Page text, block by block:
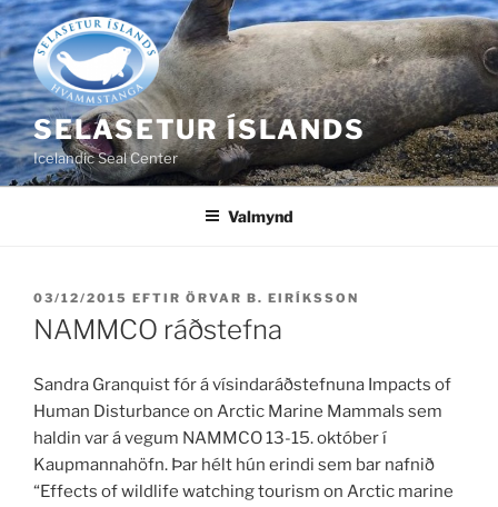
Fara
að
efni
SELASETUR ÍSLANDS
Icelandic Seal Center
Valmynd
BIRT
ÞANN
03/12/2015 EFTIR ÖRVAR B. EIRÍKSSON
NAMMCO ráðstefna
Sandra Granquist fór á vísindaráðstefnuna Impacts of
Human Disturbance on Arctic Marine Mammals sem
haldin var á vegum NAMMCO 13-15. október í
Kaupmannahöfn. Þar hélt hún erindi sem bar nafnið
“Effects of wildlife watching tourism on Arctic marine